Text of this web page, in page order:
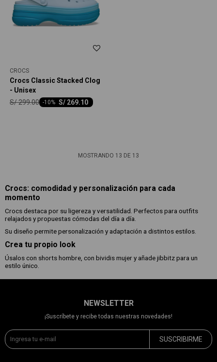
CROCS
Crocs Classic Stacked Clog
- Unisex
S/ 269.10
-10
S/299.00
MOSTRANDO 13 DE 13
Crocs: comodidad y personalización para cada
momento
Crocs destaca por su ligereza y versatilidad. Perfectos para outfits
relajados y propuestas cómodas del día a día.
Su diseño permite personalización y adaptación a distintos estilos.
Crea tu propio look
Úsalos con shorts hombre, con bividis mujer y añade jibbitz para un
estilo único.
NEWSLETTER
¡Suscríbete y recibe todas nuestras novedades!
SUSCRIBIRME